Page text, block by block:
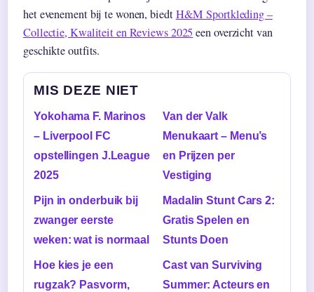
het evenement bij te wonen, biedtH&M Sportkleding –
Collectie, Kwaliteit en Reviews 2025 een overzicht van
geschikte outfits.
MIS DEZE NIET
Yokohama F. Marinos
– Liverpool FC
opstellingen J.League
2025
Van der Valk
Menukaart – Menu’s
en Prijzen per
Vestiging
Pijn in onderbuik bij
zwanger eerste
weken: wat is normaal
Madalin Stunt Cars 2:
Gratis Spelen en
Stunts Doen
Hoe kies je een
rugzak? Pasvorm,
Cast van Surviving
Summer: Acteurs en